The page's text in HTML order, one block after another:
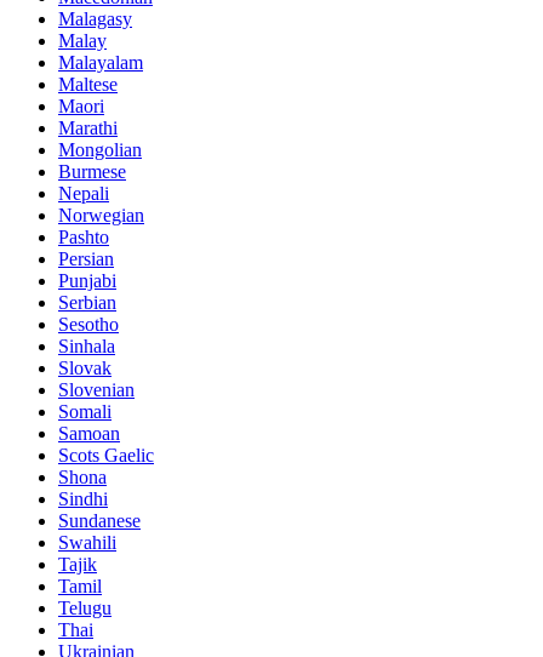
Malagasy
Malay
Malayalam
Maltese
Maori
Marathi
Mongolian
Burmese
Nepali
Norwegian
Pashto
Persian
Punjabi
Serbian
Sesotho
Sinhala
Slovak
Slovenian
Somali
Samoan
Scots Gaelic
Shona
Sindhi
Sundanese
Swahili
Tajik
Tamil
Telugu
Thai
Ukrainian